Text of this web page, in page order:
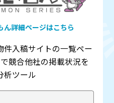
ん詳細ページはこちら
件入稿サイトの一覧ペー
競合他社の掲載状況を
析ツール